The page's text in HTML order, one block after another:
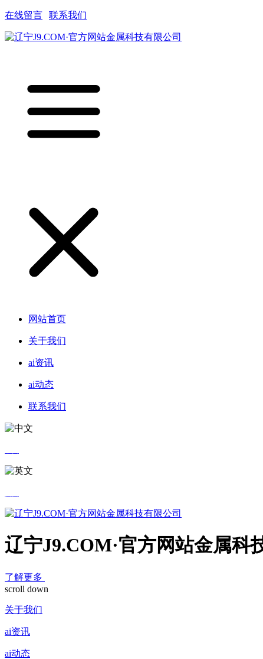
在线留言 联系我们
网站首页
关于我们
ai资讯
ai动态
联系我们
辽宁J9.COM·官方网站金属科
了解更多
scroll down
关于我们
ai资讯
ai动态